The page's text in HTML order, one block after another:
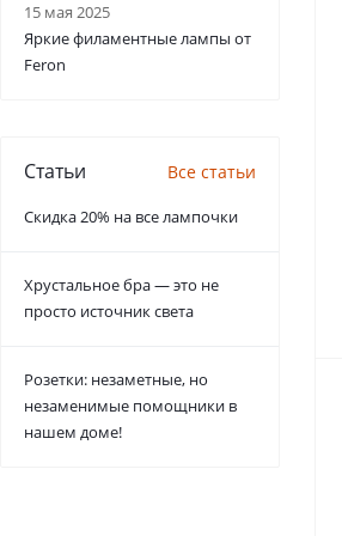
15 мая 2025
Яркие филаментные лампы от
Feron
Статьи Все статьи
Скидка 20% на все лампочки
Хрустальное бра — это не
просто источник света
Розетки: незаметные, но
незаменимые помощники в
нашем доме!